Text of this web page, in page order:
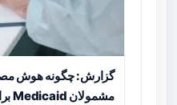
گزارش: چگونه هوش